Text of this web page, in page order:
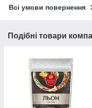
Всі умови повернення
Подібні товари